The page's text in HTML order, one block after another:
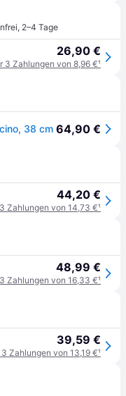
, 2–4 Tage
26,90 €
3 Zahlungen von 8,96 €¹
38 cm 64,90 €
44,20 €
Zahlungen von 14,73 €¹
48,99 €
Zahlungen von 16,33 €¹
39,59 €
3 Zahlungen von 13,19 €¹